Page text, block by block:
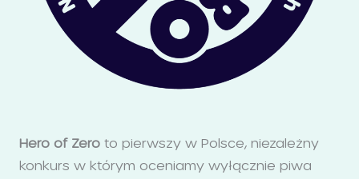
Hero of Zero to pierwszy w Polsce, niezależny
konkurs w którym oceniamy wyłącznie piwa